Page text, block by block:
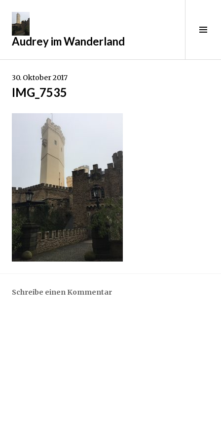
zum
Inhalt
Audrey im Wanderland
30. Oktober 2017
IMG_7535
Schreibe einen Kommentar